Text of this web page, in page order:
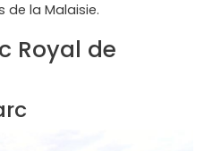
la Malaisie.
Royal de